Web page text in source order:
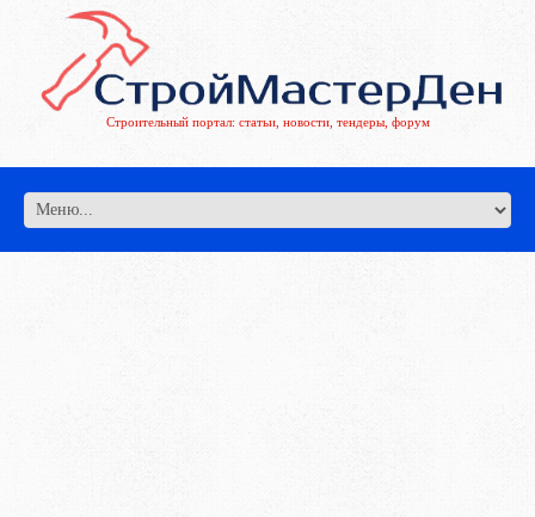
Строительный портал: статьи, новости, тендеры, форум